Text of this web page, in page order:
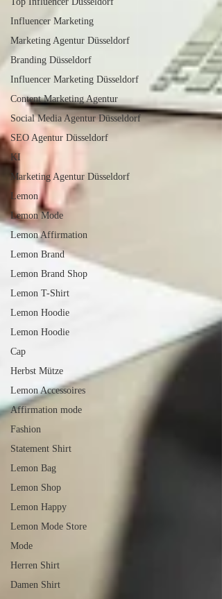
Influencer Marketing
Marketing Agentur Düsseldorf
Branding Düsseldorf
Influencer Marketing Düsseldorf
Content Marketing Agentur
Social Media Agentur Düsseldorf
SEO Agentur Düsseldorf
KI
Marketing Agentur Düsseldorf
Lemon
Lemon Mode
Lemon Affirmation
Lemon Brand
Lemon Brand Shop
Lemon T-Shirt
Lemon Hoodie
Lemon Hoodie
Cap
Herbst Mütze
Lemon Accessoires
Affirmation mode
Fashion
Statement Shirt
Lemon Bag
Lemon Shop
Lemon Happy
Lemon Mode Store
Mode
Herren Shirt
Damen Shirt